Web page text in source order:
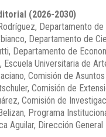
(2026-2030)
, Departamento de
, Departamento de
, Departamento de
, Escuela Universitaria de
, Comisión de
, Comisión de
, Comisión de
Programa
Aguilar, Dirección General